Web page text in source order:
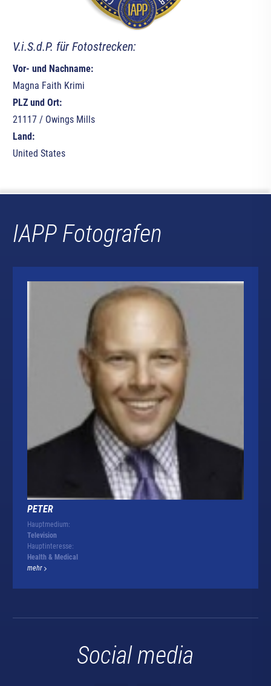
V.i.S.d.P. für Fotostrecken:
Vor- und Nachname:
Magna Faith Krimi
PLZ und Ort:
21117 / Owings Mills
Land:
United States
IAPP Fotografen
PETER
Hauptmedium:
Television
Hauptinteresse:
Health & Medical
mehr
Social media